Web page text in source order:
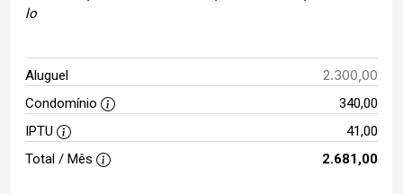
lo
Aluguel 2.300,00
Condomínio
340,00
IPTU
41,00
Total / Mês
2.681,00